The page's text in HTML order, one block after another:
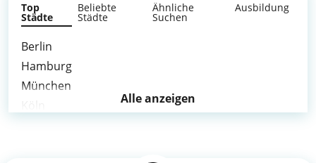
Top
Städte
Beliebte
Städte
Ähnliche
Suchen
Ausbildung
Berlin
Hamburg
München
Alle anzeigen